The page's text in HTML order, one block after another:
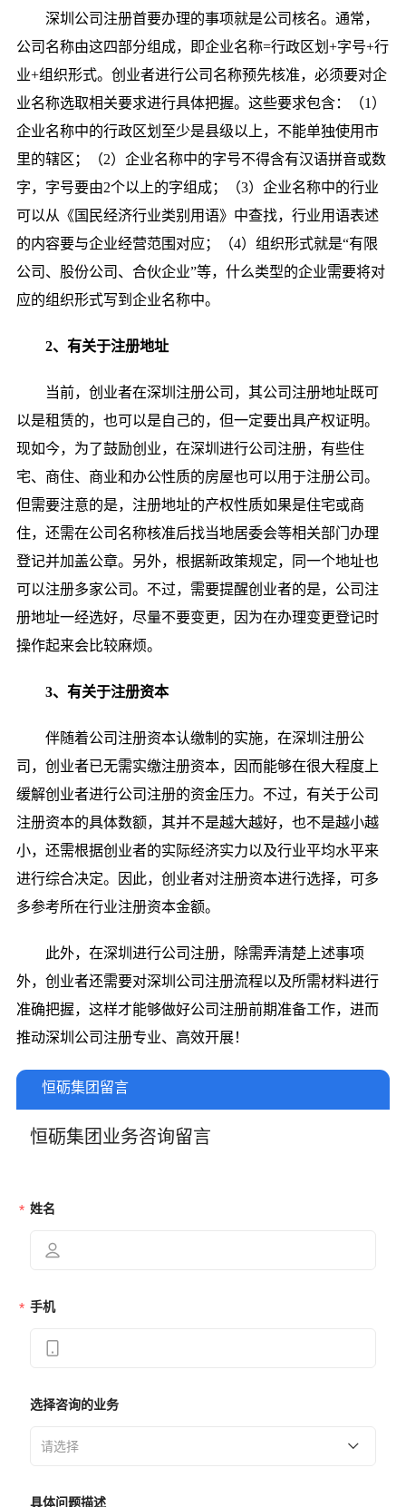
深圳公司注册首要办理的事项就是公司核名。通常，
公司名称由这四部分组成，即企业名称=行政区划+字号+行
业+组织形式。创业者进行公司名称预先核准，必须要对企
业名称选取相关要求进行具体把握。这些要求包含：（1）
企业名称中的行政区划至少是县级以上，不能单独使用市
里的辖区；（2）企业名称中的字号不得含有汉语拼音或数
字，字号要由2个以上的字组成；（3）企业名称中的行业
可以从《国民经济行业类别用语》中查找，行业用语表述
的内容要与企业经营范围对应；（4）组织形式就是“有限
公司、股份公司、合伙企业”等，什么类型的企业需要将对
应的组织形式写到企业名称中。
2、有关于注册地址
当前，创业者在深圳注册公司，其公司注册地址既可
以是租赁的，也可以是自己的，但一定要出具产权证明。
现如今，为了鼓励创业，在深圳进行公司注册，有些住
宅、商住、商业和办公性质的房屋也可以用于注册公司。
但需要注意的是，注册地址的产权性质如果是住宅或商
住，还需在公司名称核准后找当地居委会等相关部门办理
登记并加盖公章。另外，根据新政策规定，同一个地址也
可以注册多家公司。不过，需要提醒创业者的是，公司注
册地址一经选好，尽量不要变更，因为在办理变更登记时
操作起来会比较麻烦。
3、有关于注册资本
伴随着公司注册资本认缴制的实施，在深圳注册公
司，创业者已无需实缴注册资本，因而能够在很大程度上
缓解创业者进行公司注册的资金压力。不过，有关于公司
注册资本的具体数额，其并不是越大越好，也不是越小越
小，还需根据创业者的实际经济实力以及行业平均水平来
进行综合决定。因此，创业者对注册资本进行选择，可多
多参考所在行业注册资本金额。
此外，在深圳进行公司注册，除需弄清楚上述事项
外，创业者还需要对深圳公司注册流程以及所需材料进行
准确把握，这样才能够做好公司注册前期准备工作，进而
推动深圳公司注册专业、高效开展！